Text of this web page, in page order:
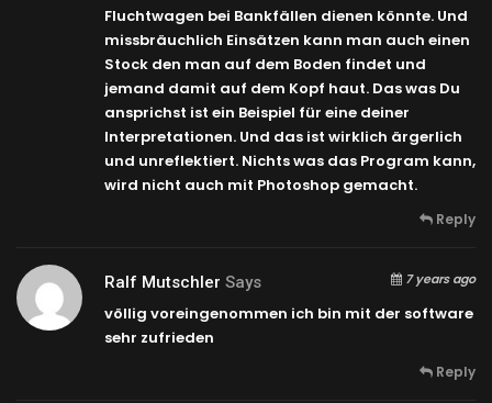
Fluchtwagen bei Bankfällen dienen könnte. Und
missbräuchlich Einsätzen kann man auch einen
Stock den man auf dem Boden findet und
jemand damit auf dem Kopf haut. Das was Du
ansprichst ist ein Beispiel für eine deiner
Interpretationen. Und das ist wirklich ärgerlich
und unreflektiert. Nichts was das Program kann,
wird nicht auch mit Photoshop gemacht.
Reply
Ralf Mutschler Says 7 years ago
völlig voreingenommen ich bin mit der software
sehr zufrieden
Reply